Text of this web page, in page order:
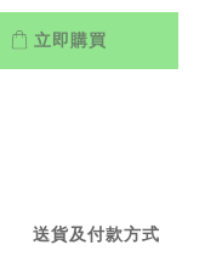
立即購買
送貨及付款方式